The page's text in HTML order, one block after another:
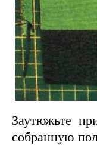
Заутюжьте
собранную